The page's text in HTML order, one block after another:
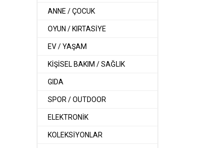
ANNE / ÇOCUK
OYUN / KIRTASİYE
EV / YAŞAM
KİŞİSEL BAKIM / SAĞLIK
GIDA
SPOR / OUTDOOR
ELEKTRONİK
KOLEKSİYONLAR